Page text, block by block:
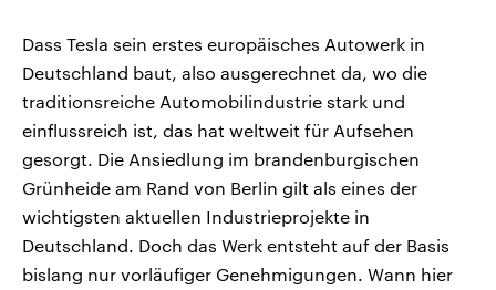
Dass Tesla sein erstes europäisches Autowerk in
Deutschland baut, also ausgerechnet da, wo die
traditionsreiche Automobilindustrie stark und
einflussreich ist, das hat weltweit für Aufsehen
gesorgt. Die Ansiedlung im brandenburgischen
Grünheide am Rand von Berlin gilt als eines der
wichtigsten aktuellen Industrieprojekte in
Deutschland. Doch das Werk entsteht auf der Basis
bislang nur vorläufiger Genehmigungen. Wann hier